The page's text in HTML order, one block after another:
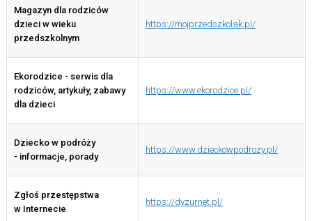
Magazyn dla rodziców
dzieci w wieku
przedszkolnym
https://mojprzedszkolak.pl/
Ekorodzice - serwis dla
rodziców, artykuły, zabawy
dla dzieci
https://www.ekorodzice.pl/
Dziecko w podróży
- informacje, porady
https://www.dzieckowpodrozy.pl/
Zgłoś przestępstwa
w Internecie
https://dyzurnet.pl/